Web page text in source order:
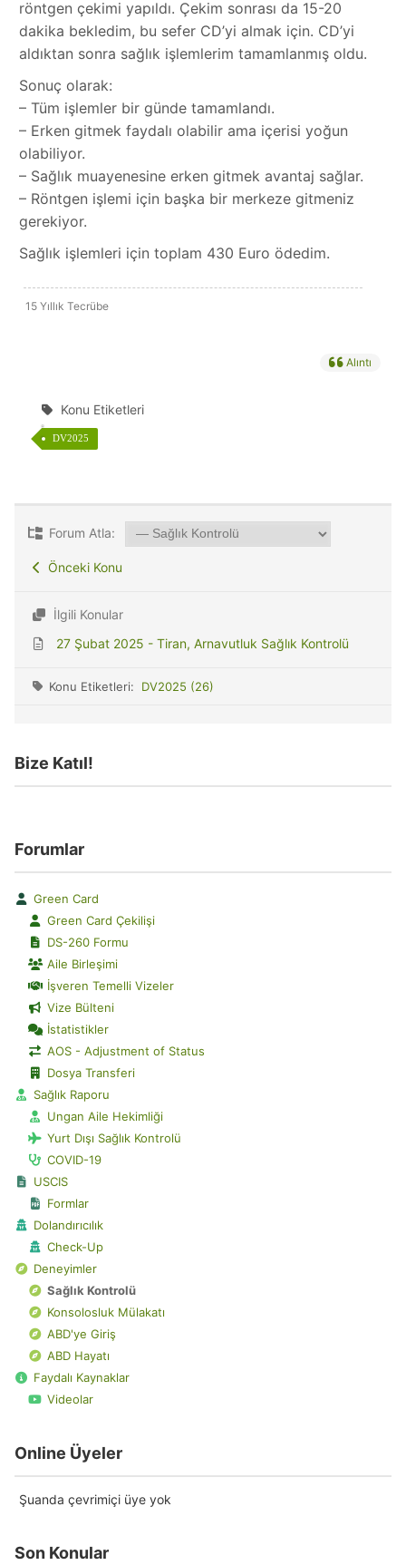
röntgen çekimi yapıldı. Çekim sonrası da 15-20
dakika bekledim, bu sefer CD’yi almak için. CD’yi
aldıktan sonra sağlık işlemlerim tamamlanmış oldu.
Sonuç olarak:
– Tüm işlemler bir günde tamamlandı.
– Erken gitmek faydalı olabilir ama içerisi yoğun
olabiliyor.
– Sağlık muayenesine erken gitmek avantaj sağlar.
– Röntgen işlemi için başka bir merkeze gitmeniz
gerekiyor.
Sağlık işlemleri için toplam 430 Euro ödedim.
15 Yıllık Tecrübe
Alıntı
Konu Etiketleri
DV2025
Forum Atla:
Önceki Konu
İlgili Konular
27 Şubat 2025 - Tiran, Arnavutluk Sağlık Kontrolü
Konu Etiketleri: DV2025 (26)
Bize Katıl!
Forumlar
Green Card
Green Card Çekilişi
DS-260 Formu
Aile Birleşimi
İşveren Temelli Vizeler
Vize Bülteni
İstatistikler
AOS - Adjustment of Status
Dosya Transferi
Sağlık Raporu
Ungan Aile Hekimliği
Yurt Dışı Sağlık Kontrolü
COVID-19
USCIS
Formlar
Dolandırıcılık
Check-Up
Deneyimler
Sağlık Kontrolü
Konsolosluk Mülakatı
ABD'ye Giriş
ABD Hayatı
Faydalı Kaynaklar
Videolar
Online Üyeler
Şuanda çevrimiçi üye yok
Son Konular